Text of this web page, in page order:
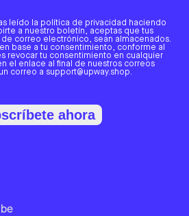
leído la política de privacidad haciendo
a nuestro boletín, aceptas que tus
correo electrónico, sean almacenados.
base a tu consentimiento, conforme al
revocar tu consentimiento en cualquier
el enlace al final de nuestros correos
correo a support@upway.shop.
ahora